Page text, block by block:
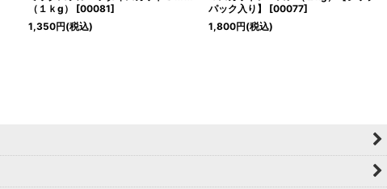
（１ｋg）
[00081]
1,350円(税込)
パック入り】
[00077]
1,800円(税込)